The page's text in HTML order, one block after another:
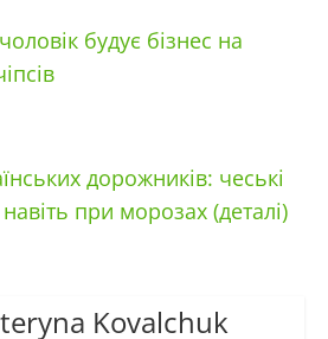
будує бізнес на
дорожників: чеські
при морозах (деталі)
Kovalchuk